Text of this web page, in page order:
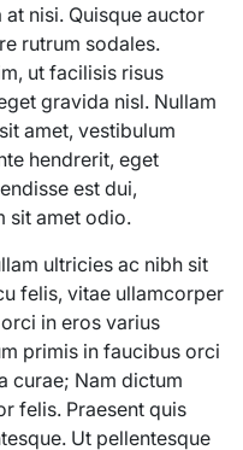
nisi. Quisque auctor
rutrum sodales.
ut facilisis risus
gravida nisl. Nullam
amet, vestibulum
hendrerit, eget
est dui,
sit amet odio.
ultricies ac nibh sit
felis, vitae ullamcorper
in eros varius
primis in faucibus orci
curae; Nam dictum
felis. Praesent quis
Ut pellentesque